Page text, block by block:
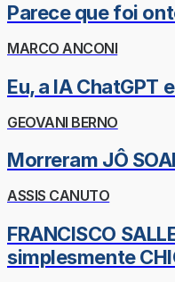
Parece que foi
MARCO ANCONI
Eu, a IA ChatGPT
GEOVANI BERNO
Morreram JÔ
ASSIS CANUTO
FRANCISCO
simplesmente